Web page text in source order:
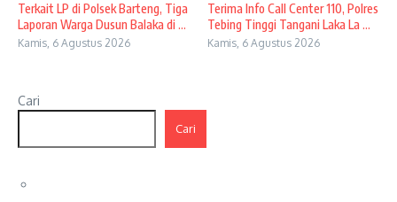
Terkait LP di Polsek Barteng, Tiga
Laporan Warga Dusun Balaka di ...
Kamis, 6 Agustus 2026
Terima Info Call Center 110, Polres
Tebing Tinggi Tangani Laka La ...
Kamis, 6 Agustus 2026
Cari
Cari